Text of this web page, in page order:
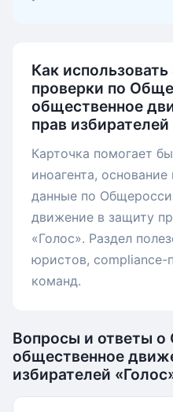
Как
проверки по
общественное
прав
Карточка помогает
иноагента,
данные по
движение в защиту
«Голос». Раздел
юристов, compliance-
команд.
Вопросы и ответы
общественное
избирателей